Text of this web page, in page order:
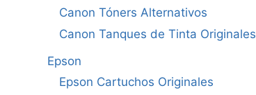
Canon Tóners Alternativos
Canon Tanques de Tinta Originales
Epson
Epson Cartuchos Originales